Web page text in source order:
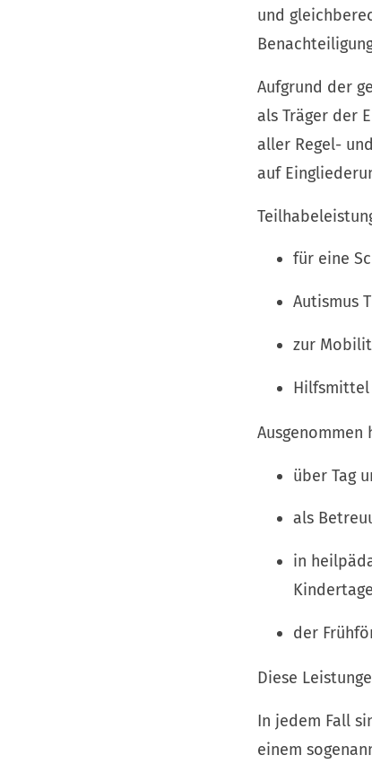
und
Aufgrund der
als Träger der
aller Regel-
auf
für eine
Autismus
zur
Hilfsmittel
über Tag
als
in
der
Diese
In jedem Fall
einem